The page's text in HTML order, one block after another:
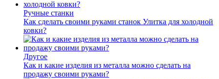
Ручные станки
Как сделать своими руками станок Улитка для холодной
ковки?
Другое
Как и какие изделия из металла можно сделать на
продажу своими руками?